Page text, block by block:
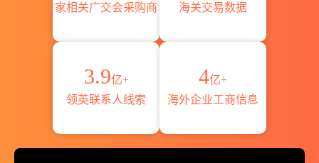
家相关广交会采购商
海关交易数据
3.9亿+
领英联系人线索
4亿+
海外企业工商信息